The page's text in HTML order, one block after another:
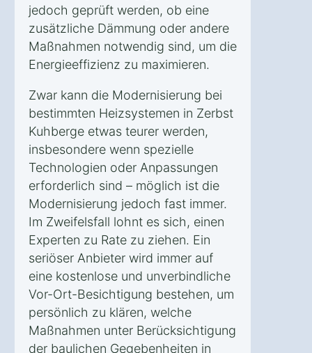
jedoch geprüft werden, ob eine
zusätzliche Dämmung oder andere
Maßnahmen notwendig sind, um die
Energieeffizienz zu maximieren.
Zwar kann die Modernisierung bei
bestimmten Heizsystemen in Zerbst
Kuhberge etwas teurer werden,
insbesondere wenn spezielle
Technologien oder Anpassungen
erforderlich sind – möglich ist die
Modernisierung jedoch fast immer.
Im Zweifelsfall lohnt es sich, einen
Experten zu Rate zu ziehen. Ein
seriöser Anbieter wird immer auf
eine kostenlose und unverbindliche
Vor-Ort-Besichtigung bestehen, um
persönlich zu klären, welche
Maßnahmen unter Berücksichtigung
der baulichen Gegebenheiten in